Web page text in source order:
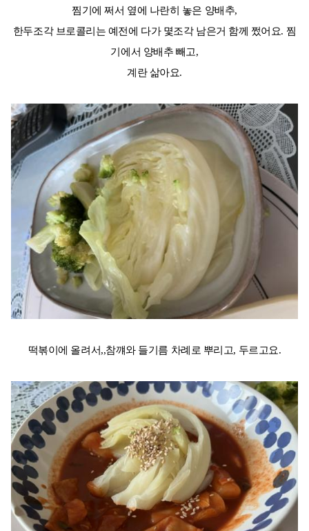
찜기에 쩌서 옆에 나란히 놓은 양배추,
한두조각 브로콜리는 예전에 다가 몇조각 남은거 함께 쩠어요. 찜
기에서 양배추 빼고,
계란 삶아요.
떡볶이에 올려서,,참꺠와 들기름 차례로 뿌리고, 두르고요.